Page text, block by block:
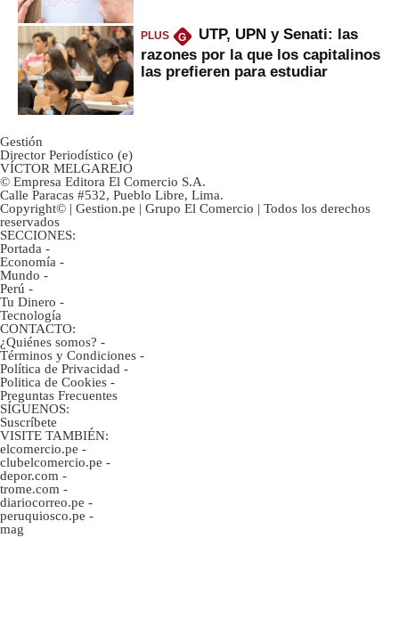
PLUS G
UTP, UPN y Senati: las
razones por la que los capitalinos
las prefieren para estudiar
Gestión
Director Periodístico (e)
VÍCTOR MELGAREJO
© Empresa Editora El Comercio S.A.
Calle Paracas #532, Pueblo Libre, Lima.
Copyright© | Gestion.pe | Grupo El Comercio | Todos los derechos
reservados
SECCIONES:
Portada -
Economía -
Mundo -
Perú -
Tu Dinero -
Tecnología
CONTACTO:
¿Quiénes somos? -
Términos y Condiciones -
Política de Privacidad -
Politica de Cookies -
Preguntas Frecuentes
SÍGUENOS:
Suscríbete
VISITE TAMBIÉN:
elcomercio.pe -
clubelcomercio.pe -
depor.com -
trome.com -
diariocorreo.pe -
peruquiosco.pe -
mag